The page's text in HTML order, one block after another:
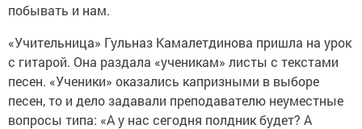
побывать и нам.
«Учительница» Гульназ Камалетдинова пришла на урок
с гитарой. Она раздала «ученикам» листы с текстами
песен. «Ученики» оказались капризными в выборе
песен, то и дело задавали преподавателю неуместные
вопросы типа: «А у нас сегодня полдник будет? А